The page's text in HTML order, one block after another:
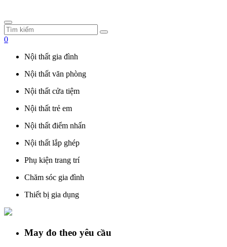
0
Nội thất gia đình
Nội thất văn phòng
Nội thất cửa tiệm
Nội thất trẻ em
Nội thất điểm nhấn
Nội thất lắp ghép
Phụ kiện trang trí
Chăm sóc gia đình
Thiết bị gia dụng
May đo theo yêu cầu